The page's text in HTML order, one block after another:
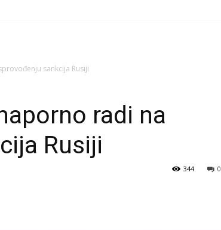
sankcija Rusiji
radi na
Rusiji
0
344